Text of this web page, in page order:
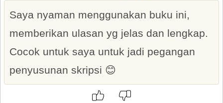
Saya nyaman menggunakan buku ini,
memberikan ulasan yg jelas dan lengkap.
Cocok untuk saya untuk jadi pegangan
penyusunan skripsi 😊